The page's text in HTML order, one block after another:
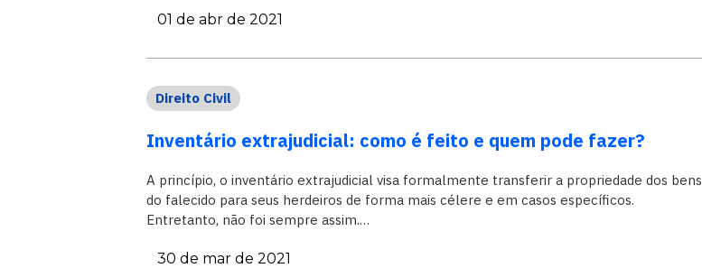
01 de abr de 2021
Direito Civil
Inventário extrajudicial: como é feito e quem pode fazer?
A princípio, o inventário extrajudicial visa formalmente transferir a propriedade dos bens
do falecido para seus herdeiros de forma mais célere e em casos específicos.
Entretanto, não foi sempre assim.…
30 de mar de 2021